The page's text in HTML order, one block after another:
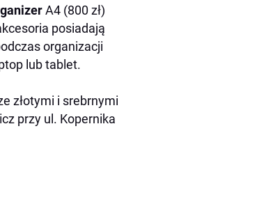
A4 (800 zł)
posiadają
organizacji
lub tablet.
złotymi i srebrnymi
przy ul. Kopernika